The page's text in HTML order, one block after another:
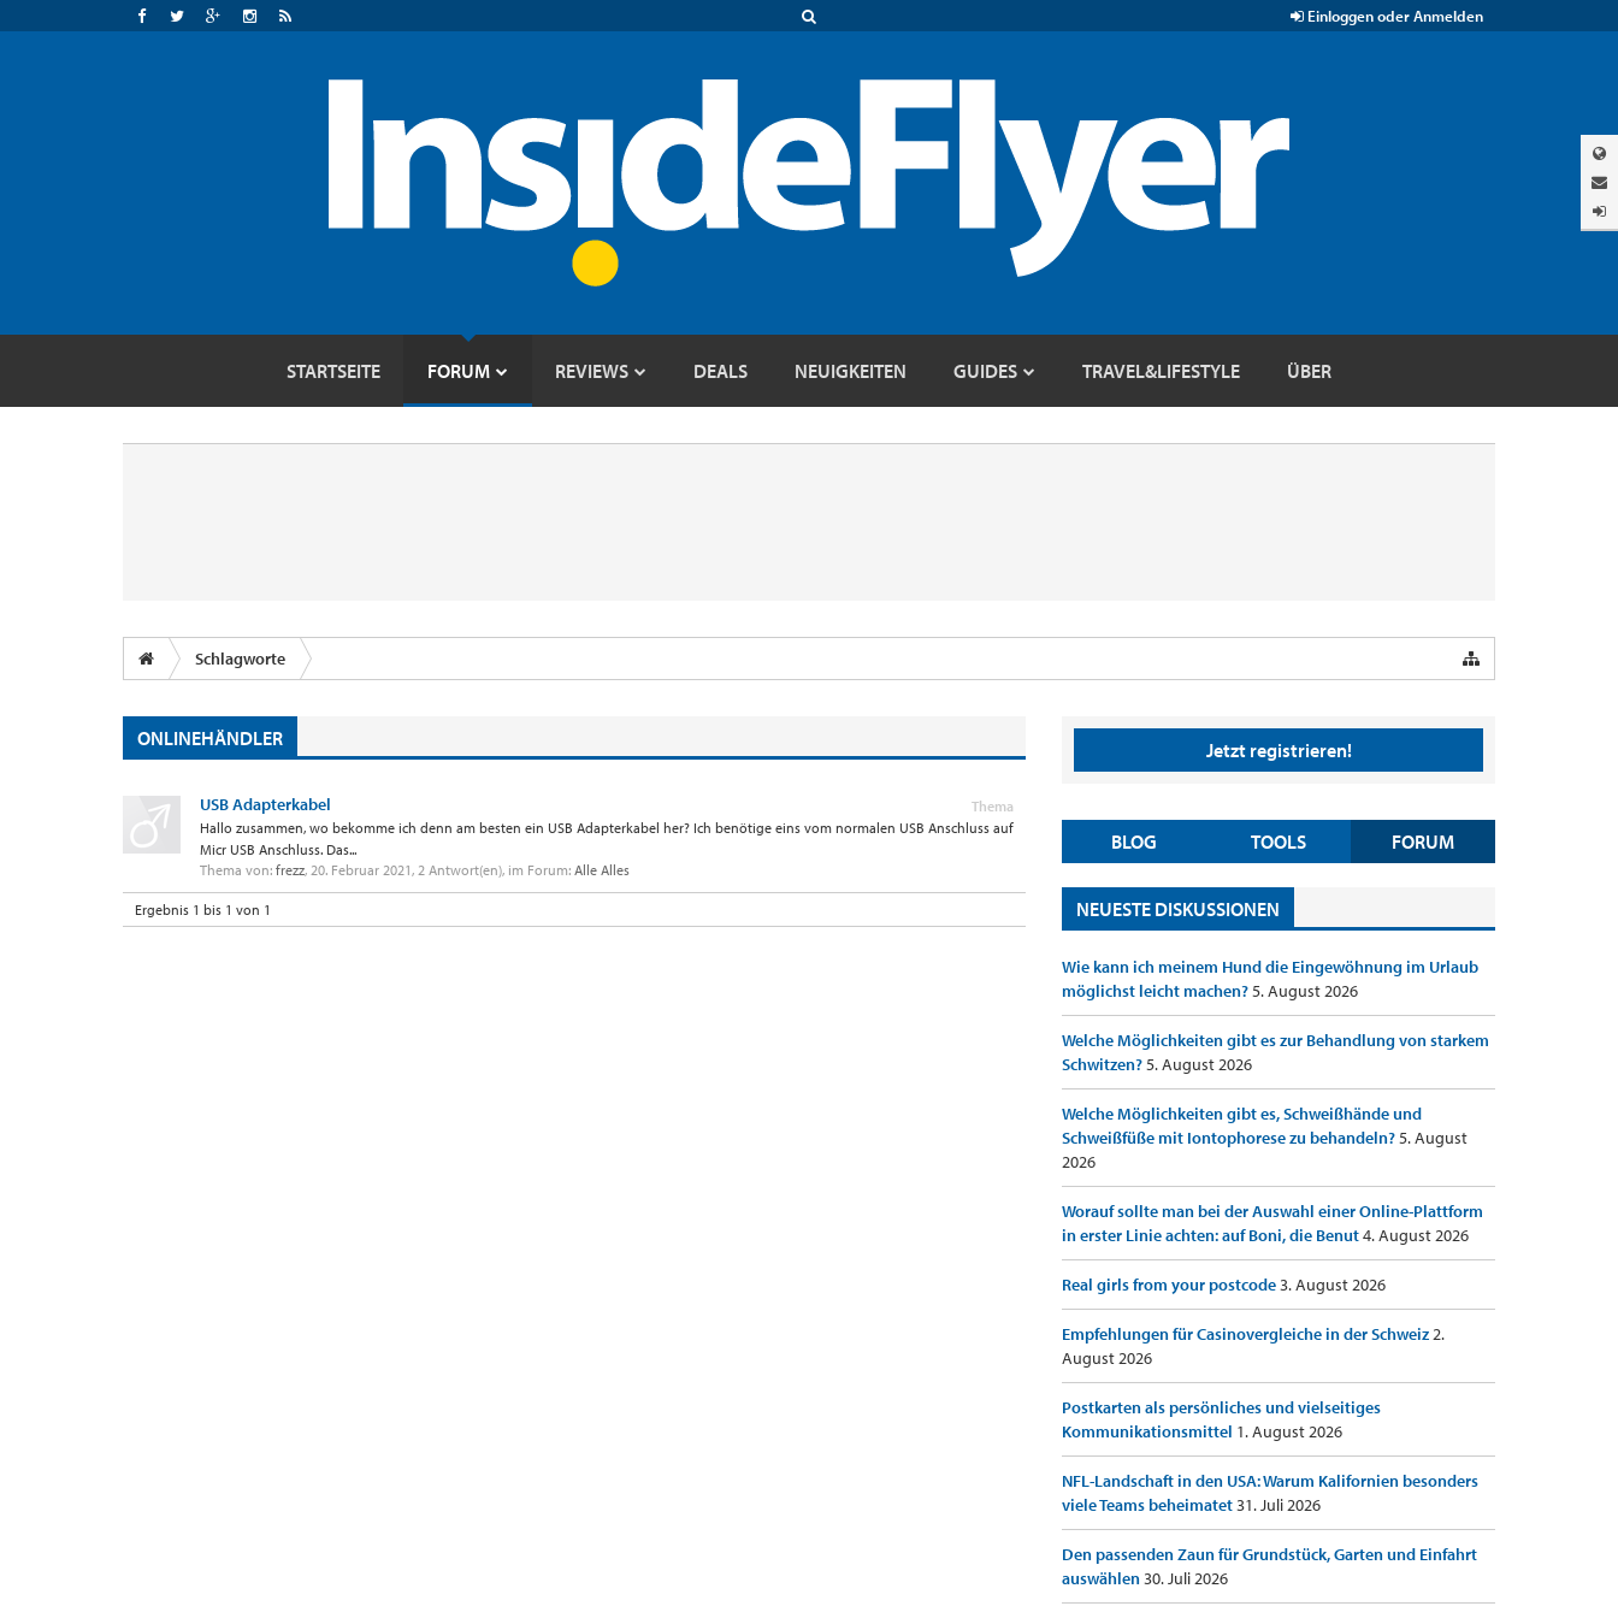
Einloggen oder Anmelden
STARTSEITE FORUM REVIEWS DEALS NEUIGKEITEN GUIDES TRAVEL&LIFESTYLE ÜBER
Schlagworte
ONLINEHÄNDLER
Thema
USB Adapterkabel
Hallo zusammen, wo bekomme ich denn am besten ein USB Adapterkabel her? Ich benötige eins vom normalen USB Anschluss auf
Micr USB Anschluss. Das...
Thema von: frezz, 20. Februar 2021, 2 Antwort(en), im Forum: Alle Alles
Ergebnis 1 bis 1 von 1
Jetzt registrieren!
BLOG TOOLS FORUM
NEUESTE DISKUSSIONEN
Wie kann ich meinem Hund die Eingewöhnung im Urlaub
möglichst leicht machen?5. August 2026
Welche Möglichkeiten gibt es zur Behandlung von starkem
Schwitzen?5. August 2026
Welche Möglichkeiten gibt es, Schweißhände und
Schweißfüße mit Iontophorese zu behandeln?5. August
2026
Worauf sollte man bei der Auswahl einer Online-Plattform
in erster Linie achten: auf Boni, die Benut4. August 2026
Real girls from your postcode3. August 2026
Empfehlungen für Casinovergleiche in der Schweiz2.
August 2026
Postkarten als persönliches und vielseitiges
Kommunikationsmittel 1. August 2026
NFL-Landschaft in den USA: Warum Kalifornien besonders
viele Teams beheimatet31. Juli 2026
Den passenden Zaun für Grundstück, Garten und Einfahrt
auswählen30. Juli 2026